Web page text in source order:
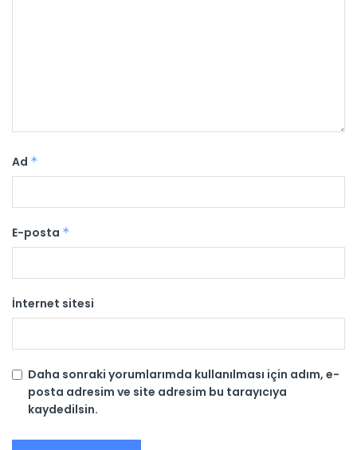
Ad *
E-posta *
İnternet sitesi
Daha sonraki yorumlarımda kullanılması için adım, e-
posta adresim ve site adresim bu tarayıcıya
kaydedilsin.